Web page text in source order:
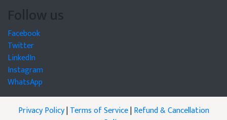
Follow us
Facebook
Twitter
LinkedIn
Instagram
WhatsApp
Privacy Policy|Terms of Service|Refund & Cancellation